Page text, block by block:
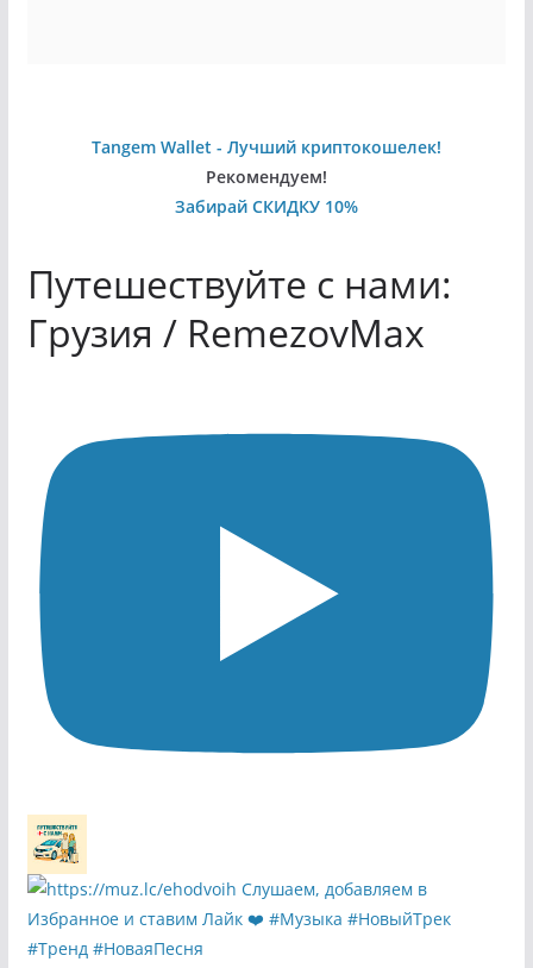
Tangem Wallet - Лучший криптокошелек!
Рекомендуем!
Забирай СКИДКУ 10%
Путешествуйте с нами:
Грузия / RemezovMax